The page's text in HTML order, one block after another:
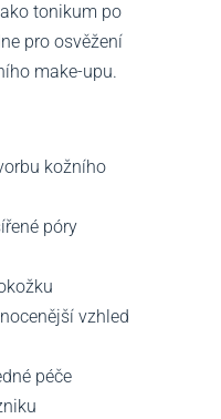
tonikum po
pro osvěžení
make-upu.
kožního
póry
vzhled
péče